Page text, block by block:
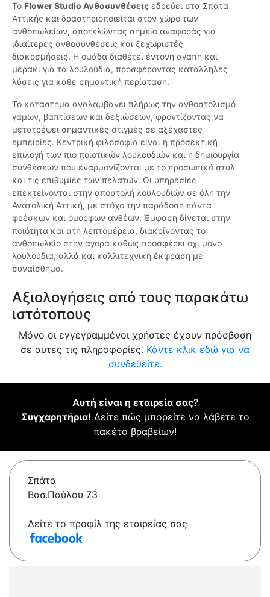
Το Flower Studio Ανθοσυνθέσεις εδρεύει στα Σπάτα
Αττικής και δραστηριοποιείται στον χώρο των
ανθοπωλείων, αποτελώντας σημείο αναφοράς για
ιδιαίτερες ανθοσυνθέσεις και ξεχωριστές
διακοσμήσεις. Η ομάδα διαθέτει έντονη αγάπη και
μεράκι για τα λουλούδια, προσφέροντας κατάλληλες
λύσεις για κάθε σημαντική περίσταση.
Το κατάστημα αναλαμβάνει πλήρως την ανθοστολισμό
γάμων, βαπτίσεων και δεξιώσεων, φροντίζοντας να
μετατρέψει σημαντικές στιγμές σε αξέχαστες
εμπειρίες. Κεντρική φιλοσοφία είναι η προσεκτική
επιλογή των πιο ποιοτικών λουλουδιών και η δημιουργία
συνθέσεων που εναρμονίζονται με το προσωπικό στυλ
και τις επιθυμίες των πελατών. Οι υπηρεσίες
επεκτείνονται στην αποστολή λουλουδιών σε όλη την
Ανατολική Αττική, με στόχο την παράδοση πάντα
φρέσκων και όμορφων ανθέων. Έμφαση δίνεται στην
ποιότητα και στη λεπτομέρεια, διακρίνοντας το
ανθοπωλείο στην αγορά καθώς προσφέρει όχι μόνο
λουλούδια, αλλά και καλλιτεχνική έκφραση με
συναίσθημα.
Αξιολογήσεις από τους παρακάτω
ιστότοπους
Μόνο οι εγγεγραμμένοι χρήστες έχουν πρόσβαση
σε αυτές τις πληροφορίες. Κάντε κλικ εδώ για να
συνδεθείτε.
Αυτή είναι η εταιρεία σας?
Συγχαρητήρια! Δείτε πώς μπορείτε να λάβετε το
πακέτο βραβείων!
Σπάτα
Βασ.Παύλου 73
Δείτε το προφίλ της εταιρείας σας